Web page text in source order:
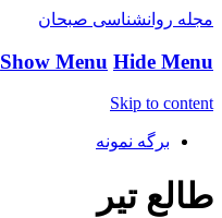
مجله روانشناسی صبحان
Show Menu Hide Menu
Skip to content
برگه نمونه
طالع تير